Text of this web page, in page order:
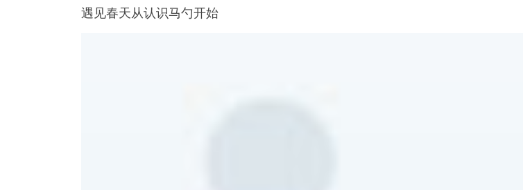
遇见春天从认识马勺开始